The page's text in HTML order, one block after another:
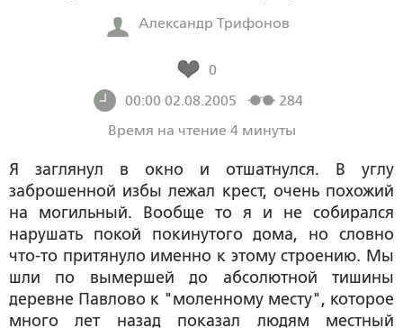
Александр Трифонов
0
00:00 02.08.2005
284
Время на чтение 4 минуты
Я заглянул в окно и отшатнулся. В углу
заброшенной избы лежал крест, очень похожий
на могильный. Вообще то я и не собирался
нарушать покой покинутого дома, но словно
что-то притянуло именно к этому строению. Мы
шли по вымершей до абсолютной тишины
деревне Павлово к "моленному месту", которое
много лет назад показал людям местный